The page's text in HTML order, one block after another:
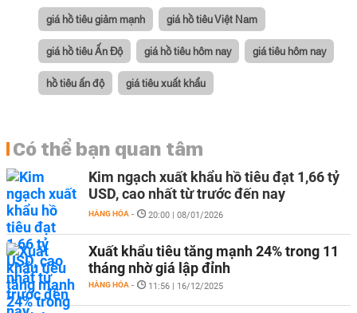
giá hồ tiêu giảm mạnh giá hồ tiêu Việt Nam
giá hồ tiêu Ấn Độ giá hồ tiêu hôm nay giá tiêu hôm nay
hồ tiêu ấn độ giá tiêu xuất khẩu
Có thể bạn quan tâm
Kim ngạch xuất khẩu hồ tiêu đạt 1,66 tỷ
USD, cao nhất từ trước đến nay
HÀNG HÓA - 20:00 | 08/01/2026
Xuất khẩu tiêu tăng mạnh 24% trong 11
tháng nhờ giá lập đỉnh
HÀNG HÓA - 11:56 | 16/12/2025